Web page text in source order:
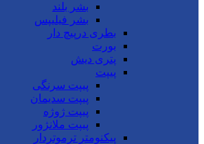
بشر بلند
بشر فیلیپس
بطری درپیچ دار
بورت
پتری دیش
پیپت
پیپت سرنگی
پیپت سدیمان
پیپت ژوژه
پیپت ملانژور
پیکنومتر ترموتردار